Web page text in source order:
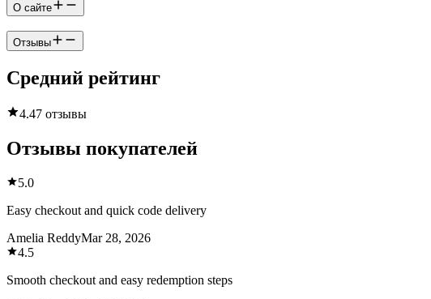
О сайте
Отзывы
Средний рейтинг
4.47 отзывы
Отзывы покупателей
5.0
Easy checkout and quick code delivery
Amelia ReddyMar 28, 2026
4.5
Smooth checkout and easy redemption steps